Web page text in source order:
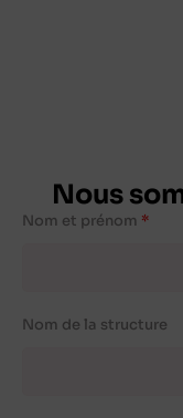
Nous
Nom et prénom
Nom de la structure